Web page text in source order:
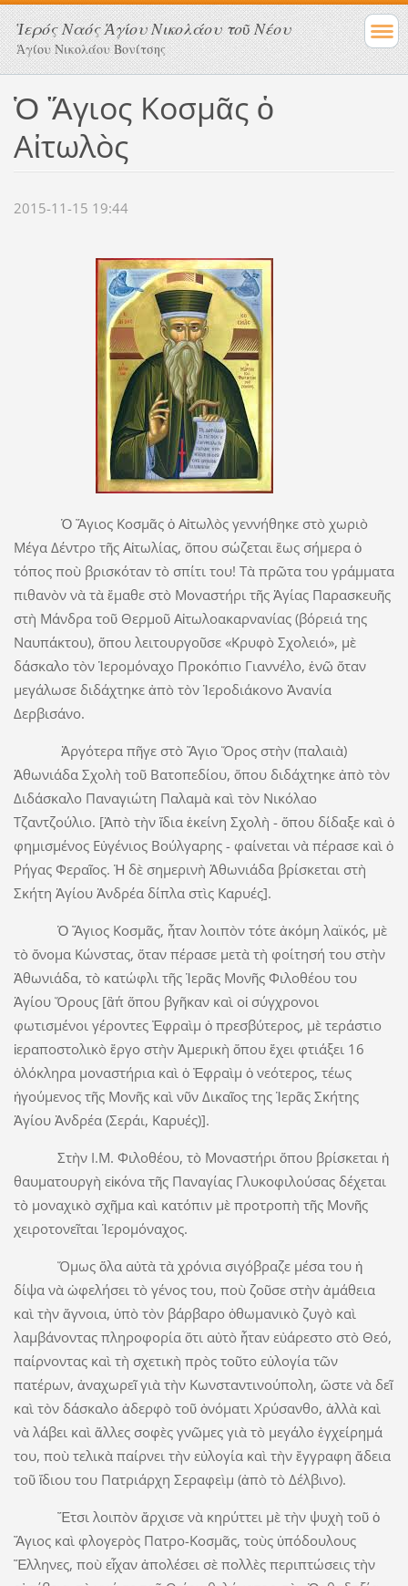
Ἱερός Ναός Ἁγίου Νικολάου τοῦ Νέου
Ἁγίου Νικολάου Βονίτσης
Ὁ Ἅγιος Κοσμᾶς ὁ
Αἰτωλὸς
2015-11-15 19:44
Ὁ Ἅγιος Κοσμᾶς ὁ Αἰτωλὸς γεννήθηκε στὸ χωριὸ
Μέγα Δέντρο τῆς Αἰτωλίας, ὅπου σώζεται ἕως σήμερα ὁ
τόπος ποὺ βρισκόταν τὸ σπίτι του! Τὰ πρῶτα του γράμματα
πιθανὸν νὰ τὰ ἔμαθε στὸ Μοναστήρι τῆς Ἁγίας Παρασκευῆς
στὴ Μάνδρα τοῦ Θερμοῦ Αἰτωλοακαρνανίας (βόρειά της
Ναυπάκτου), ὅπου λειτουργοῦσε «Κρυφὸ Σχολειό», μὲ
δάσκαλο τὸν Ἱερομόναχο Προκόπιο Γιαννέλο, ἐνῶ ὅταν
μεγάλωσε διδάχτηκε ἀπὸ τὸν Ἱεροδιάκονο Ἀνανία
Δερβισάνο.
Ἀργότερα πῆγε στὸ Ἅγιο Ὅρος στὴν (παλαιὰ)
Ἀθωνιάδα Σχολὴ τοῦ Βατοπεδίου, ὅπου διδάχτηκε ἀπὸ τὸν
Διδάσκαλο Παναγιώτη Παλαμὰ καὶ τὸν Νικόλαο
Τζαντζούλιο. [Ἀπὸ τὴν ἴδια ἐκείνη Σχολὴ - ὅπου δίδαξε καὶ ὁ
φημισμένος Εὐγένιος Βούλγαρης - φαίνεται νὰ πέρασε καὶ ὁ
Ρήγας Φεραῖος. Ἡ δὲ σημερινὴ Ἀθωνιάδα βρίσκεται στὴ
Σκήτη Ἁγίου Ἀνδρέα δίπλα στὶς Καρυές].
Ὁ Ἅγιος Κοσμᾶς, ἦταν λοιπὸν τότε ἀκόμη λαϊκός, μὲ
τὸ ὄνομα Κώνστας, ὅταν πέρασε μετὰ τὴ φοίτησή του στὴν
Ἀθωνιάδα, τὸ κατώφλι τῆς Ἱερᾶς Μονῆς Φιλοθέου του
Ἁγίου Ὅρους [ἂπ΄ ὅπου βγῆκαν καὶ οἱ σύγχρονοι
φωτισμένοι γέροντες Ἐφραὶμ ὁ πρεσβύτερος, μὲ τεράστιο
ἱεραποστολικὸ ἔργο στὴν Ἀμερικὴ ὅπου ἔχει φτιάξει 16
ὁλόκληρα μοναστήρια καὶ ὁ Ἐφραὶμ ὁ νεότερος, τέως
ἡγούμενος τῆς Μονῆς καὶ νῦν Δικαῖος της Ἱερᾶς Σκήτης
Ἁγίου Ἀνδρέα (Σεράι, Καρυές)].
Στὴν Ι.Μ. Φιλοθέου, τὸ Μοναστήρι ὅπου βρίσκεται ἡ
θαυματουργὴ εἰκόνα τῆς Παναγίας Γλυκοφιλούσας δέχεται
τὸ μοναχικὸ σχῆμα καὶ κατόπιν μὲ προτροπὴ τῆς Μονῆς
χειροτονεῖται Ἱερομόναχος.
Ὅμως ὅλα αὐτὰ τὰ χρόνια σιγόβραζε μέσα του ἡ
δίψα νὰ ὠφελήσει τὸ γένος του, ποὺ ζοῦσε στὴν ἀμάθεια
καὶ τὴν ἄγνοια, ὑπὸ τὸν βάρβαρο ὀθωμανικὸ ζυγὸ καὶ
λαμβάνοντας πληροφορία ὅτι αὐτὸ ἦταν εὐάρεστο στὸ Θεό,
παίρνοντας καὶ τὴ σχετικὴ πρὸς τοῦτο εὐλογία τῶν
πατέρων, ἀναχωρεῖ γιὰ τὴν Κωνσταντινούπολη, ὥστε νὰ δεῖ
καὶ τὸν δάσκαλο ἀδερφὸ τοῦ ὀνόματι Χρύσανθο, ἀλλὰ καὶ
νὰ λάβει καὶ ἄλλες σοφὲς γνῶμες γιὰ τὸ μεγάλο ἐγχείρημά
του, ποὺ τελικὰ παίρνει τὴν εὐλογία καὶ τὴν ἔγγραφη ἄδεια
τοῦ ἴδιου του Πατριάρχη Σεραφεὶμ (ἀπὸ τὸ Δέλβινο).
Ἔτσι λοιπὸν ἄρχισε νὰ κηρύττει μὲ τὴν ψυχὴ τοῦ ὁ
Ἅγιος καὶ φλογερὸς Πατρο-Κοσμᾶς, τοὺς ὑπόδουλους
Ἕλληνες, ποὺ εἶχαν ἀπολέσει σὲ πολλὲς περιπτώσεις τὴν